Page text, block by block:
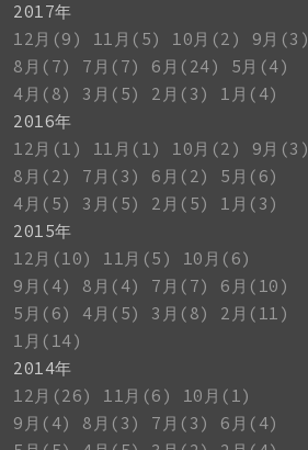
2017年
12月(9)
11月(5) 10月(2)
9月(3)
8月(7)
7月(7) 6月(24)
5月(4)
4月(8)
3月(5) 2月(3)
1月(4)
2016年
12月(1)
11月(1) 10月(2)
9月(3)
8月(2)
7月(3) 6月(2)
5月(6)
4月(5)
3月(5) 2月(5)
1月(3)
2015年
12月(10)
11月(5)
10月(6)
9月(4)
8月(4) 7月(7)
6月(10)
5月(6)
4月(5) 3月(8)
2月(11)
1月(14)
2014年
12月(26)
11月(6)
10月(1)
9月(4)
8月(3) 7月(3)
6月(4)